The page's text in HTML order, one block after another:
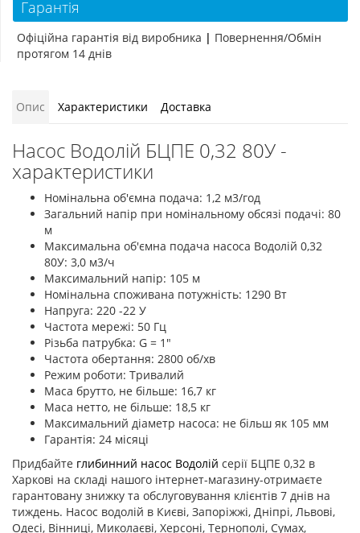
Гарантія
Офіційна гарантія від виробника | Повернення/Обмін
протягом 14 днів
Опис Характеристики Доставка
Насос Водолій БЦПЕ 0,32 80У -
характеристики
Номінальна об'ємна подача: 1,2 м3/год
Загальний напір при номінальному обсязі подачі: 80
м
Максимальна об'ємна подача насоса Водолій 0,32
80У: 3,0 м3/ч
Максимальний напір: 105 м
Номінальна споживана потужність: 1290 Вт
Напруга: 220 -22 У
Частота мережі: 50 Гц
Різьба патрубка: G = 1"
Частота обертання: 2800 об/хв
Режим роботи: Тривалий
Маса брутто, не більше: 16,7 кг
Маса нетто, не більше: 18,5 кг
Максимальний діаметр насоса: не більш як 105 мм
Гарантія: 24 місяці
Придбайте глибинний насос Водолій серії БЦПЕ 0,32 в
Харкові на складі нашого інтернет-магазину-отримаєте
гарантовану знижку та обслуговування клієнтів 7 днів на
тиждень. Насос водолій в Києві, Запоріжжі, Дніпрі, Львові,
Одесі, Вінниці, Миколаєві, Херсоні, Тернополі, Сумах,